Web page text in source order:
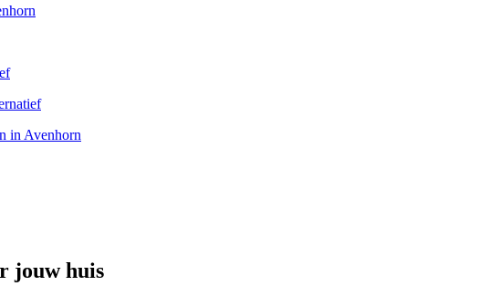
in Avenhorn
jouw huis